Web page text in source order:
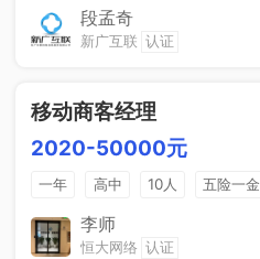
五险一金段孟奇
新广互联 认证
移动商客经理
2020-50000元
一年 高中 10人 五险一金
销售奖金李师
恒大网络 认证